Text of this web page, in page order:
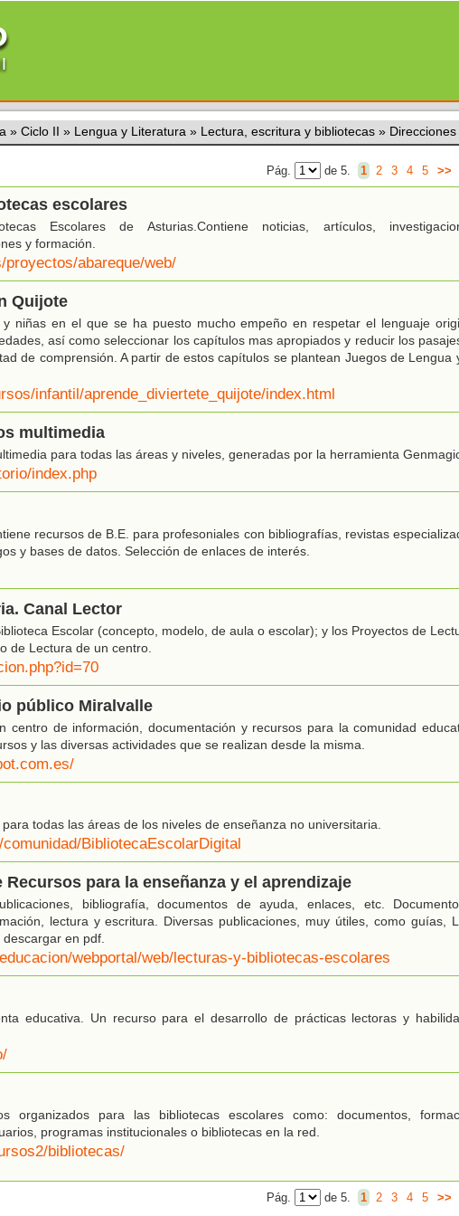
» Ciclo II » Lengua y Literatura » Lectura, escritura y bibliotecas »
Pág. de 5. 1 2 3 4 5 >>
escolares
Escolares de Asturias.Contiene noticias, artículos,
y formación.
abareque/web/
Quijote
niñas en el que se ha puesto mucho empeño en respetar el lenguaje
así como seleccionar los capítulos mas apropiados y reducir los
de comprensión. A partir de estos capítulos se plantean Juegos de Lengua
infantil/aprende_diviertete_quijote/index.html
multimedia
para todas las áreas y niveles, generadas por la herramienta
index.php
recursos de B.E. para profesoniales con bibliografías, revistas
y bases de datos. Selección de enlaces de interés.
Canal Lector
Escolar (concepto, modelo, de aula o escolar); y los Proyectos de
de Lectura de un centro.
público Miralvalle
centro de información, documentación y recursos para la comunidad
y las diversas actividades que se realizan desde la misma.
todas las áreas de los niveles de enseñanza no universitaria.
BibliotecaEscolarDigital
para la enseñanza y el aprendizaje
bibliografía, documentos de ayuda, enlaces, etc.
lectura y escritura. Diversas publicaciones, muy útiles, como guías,
en pdf.
webportal/web/lecturas-y-bibliotecas-escolares
educativa. Un recurso para el desarrollo de prácticas lectoras y
organizados para las bibliotecas escolares como: documentos,
programas institucionales o bibliotecas en la red.
bibliotecas/
Pág. de 5. 1 2 3 4 5 >>